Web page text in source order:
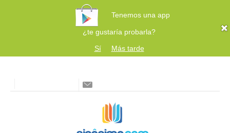
Tenemos una app
¿te gustaría probarla?
Sí
Más tarde